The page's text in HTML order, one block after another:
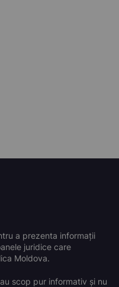
a prezenta informații
juridice care
Moldova.
scop pur informativ și nu